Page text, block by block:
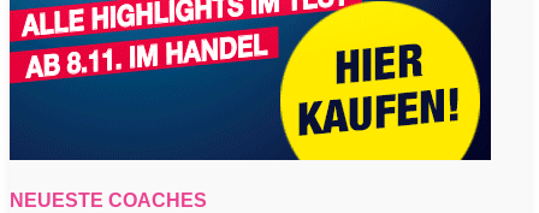
NEUESTE COACHES